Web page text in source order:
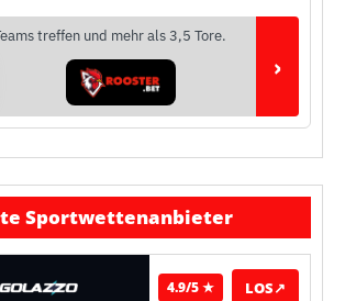
treffen und mehr als 3,5 Tore.
›
Sportwettenanbieter
4.9/5 ★ LOS↗